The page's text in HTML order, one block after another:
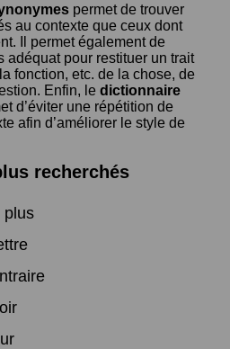
permet de trouver
au contexte que ceux dont
Il permet également de
adéquat pour restituer un trait
fonction, etc. de la chose, de
Enfin, le dictionnaire
d’éviter une répétition de
afin d’améliorer le style de
recherchés
plus